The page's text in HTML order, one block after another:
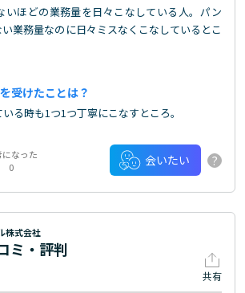
いほどの業務量を日々こなしている人。パン
業務量なのに日々ミスなくこなしているとこ
受けたことは？
る時も1つ1つ丁寧にこなすところ。
になった
0
会いたい ?
株式会社
ミ・評判
共有